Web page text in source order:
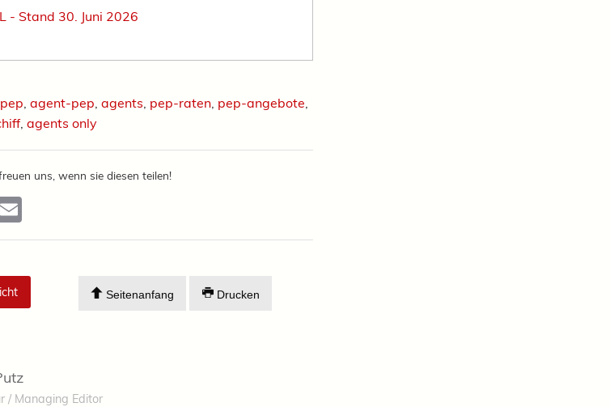
- Stand 30. Juni 2026
pep, agent-pep, agents, pep-raten, pep-angebote,
, agents only
uns, wenn sie diesen teilen!
Seitenanfang Drucken
/ Managing Editor